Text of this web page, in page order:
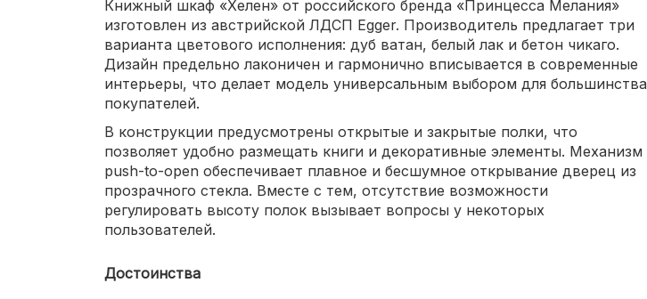
Книжный шкаф «Хелен» от российского бренда «Принцесса Мелания»
изготовлен из австрийской ЛДСП Egger. Производитель предлагает три
варианта цветового исполнения: дуб ватан, белый лак и бетон чикаго.
Дизайн предельно лаконичен и гармонично вписывается в современные
интерьеры, что делает модель универсальным выбором для большинства
покупателей.
В конструкции предусмотрены открытые и закрытые полки, что
позволяет удобно размещать книги и декоративные элементы. Механизм
push-to-open обеспечивает плавное и бесшумное открывание дверец из
прозрачного стекла. Вместе с тем, отсутствие возможности
регулировать высоту полок вызывает вопросы у некоторых
пользователей.
Достоинства